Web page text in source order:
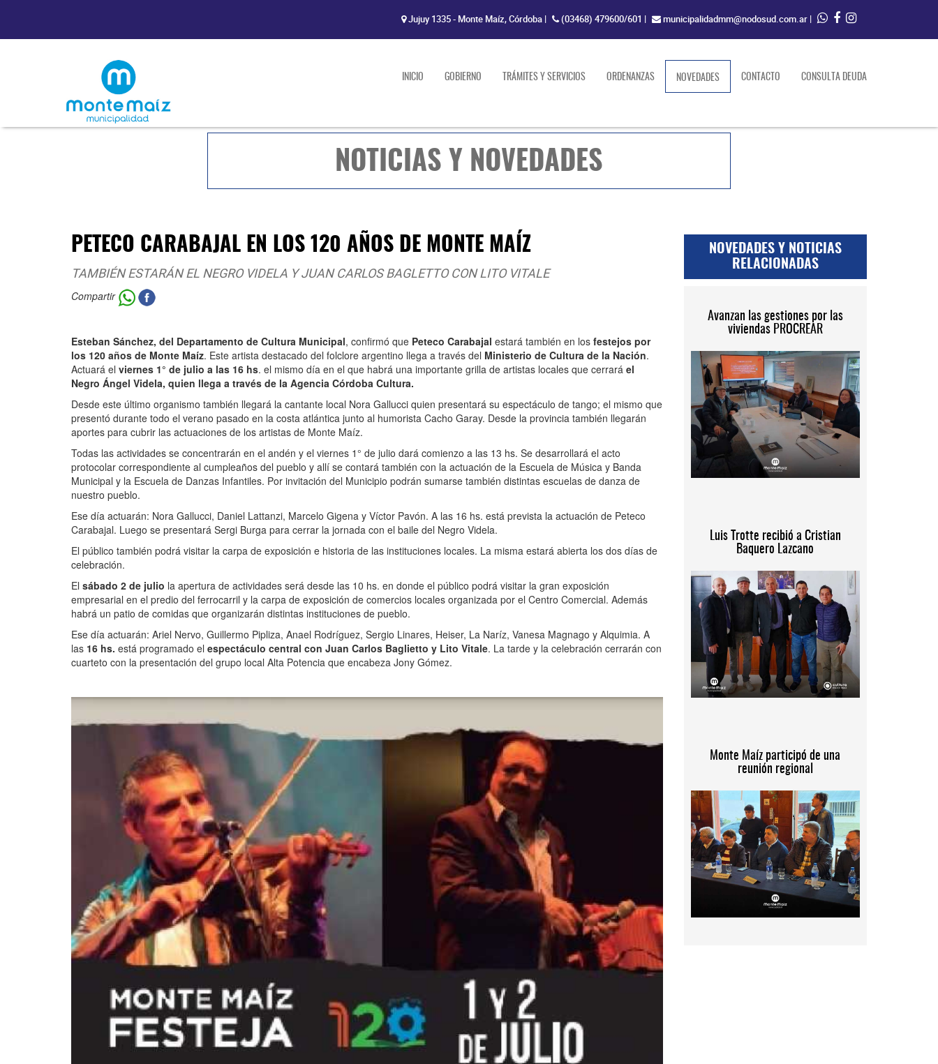
Jujuy 1335 - Monte Maíz, Córdoba | (03468) 479600/601 | municipalidadmm@nodosud.com.ar |
INICIO GOBIERNO TRÁMITES Y SERVICIOS ORDENANZAS NOVEDADES(current)CONTACTO CONSULTA DEUDA
NOTICIAS Y NOVEDADES
PETECO CARABAJAL EN LOS 120 AÑOS DE MONTE MAÍZ
TAMBIÉN ESTARÁN EL NEGRO VIDELA Y JUAN CARLOS BAGLETTO CON LITO VITALE
Compartir
Esteban Sánchez, del Departamento de Cultura Municipal, confirmó que Peteco Carabajal estará también en los festejos por
los 120 años de Monte Maíz. Este artista destacado del folclore argentino llega a través del Ministerio de Cultura de la Nación.
Actuará el viernes 1° de julio a las 16 hs. el mismo día en el que habrá una importante grilla de artistas locales que cerrará el
Negro Ángel Videla, quien llega a través de la Agencia Córdoba Cultura.
Desde este último organismo también llegará la cantante local Nora Gallucci quien presentará su espectáculo de tango; el mismo que
presentó durante todo el verano pasado en la costa atlántica junto al humorista Cacho Garay. Desde la provincia también llegarán
aportes para cubrir las actuaciones de los artistas de Monte Maíz.
Todas las actividades se concentrarán en el andén y el viernes 1° de julio dará comienzo a las 13 hs. Se desarrollará el acto
protocolar correspondiente al cumpleaños del pueblo y allí se contará también con la actuación de la Escuela de Música y Banda
Municipal y la Escuela de Danzas Infantiles. Por invitación del Municipio podrán sumarse también distintas escuelas de danza de
nuestro pueblo.
Ese día actuarán: Nora Gallucci, Daniel Lattanzi, Marcelo Gigena y Víctor Pavón. A las 16 hs. está prevista la actuación de Peteco
Carabajal. Luego se presentará Sergi Burga para cerrar la jornada con el baile del Negro Videla.
El público también podrá visitar la carpa de exposición e historia de las instituciones locales. La misma estará abierta los dos días de
celebración.
El sábado 2 de julio la apertura de actividades será desde las 10 hs. en donde el público podrá visitar la gran exposición
empresarial en el predio del ferrocarril y la carpa de exposición de comercios locales organizada por el Centro Comercial. Además
habrá un patio de comidas que organizarán distintas instituciones de pueblo.
Ese día actuarán: Ariel Nervo, Guillermo Pipliza, Anael Rodríguez, Sergio Linares, Heiser, La Naríz, Vanesa Magnago y Alquimia. A
las 16 hs. está programado el espectáculo central con Juan Carlos Baglietto y Lito Vitale. La tarde y la celebración cerrarán con
cuarteto con la presentación del grupo local Alta Potencia que encabeza Jony Gómez.
NOVEDADES Y NOTICIAS
RELACIONADAS
Avanzan las gestiones por las
viviendas PROCREAR
Luis Trotte recibió a Cristian
Baquero Lazcano
Monte Maíz participó de una
reunión regional